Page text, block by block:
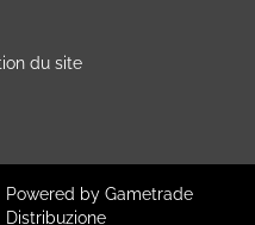
du site
Powered by Gametrade
Distribuzione